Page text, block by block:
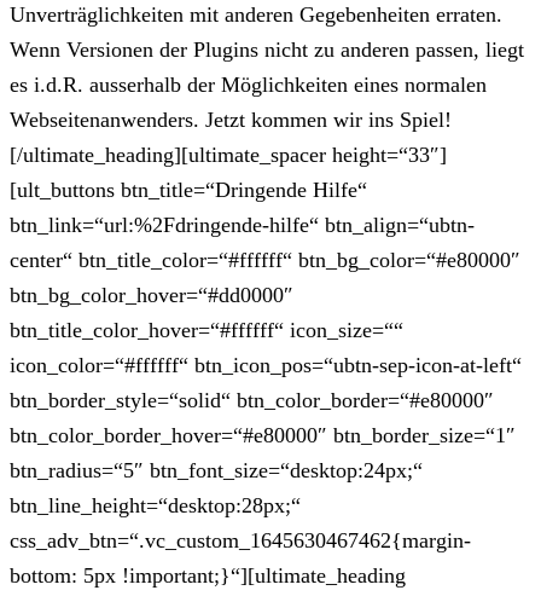
Unverträglichkeiten mit anderen Gegebenheiten erraten.
Wenn Versionen der Plugins nicht zu anderen passen, liegt
es i.d.R. ausserhalb der Möglichkeiten eines normalen
Webseitenanwenders. Jetzt kommen wir ins Spiel!
[/ultimate_heading][ultimate_spacer height=“33″]
[ult_buttons btn_title=“Dringende Hilfe“
btn_link=“url:%2Fdringende-hilfe“ btn_align=“ubtn-
center“ btn_title_color=“#ffffff“ btn_bg_color=“#e80000″
btn_bg_color_hover=“#dd0000″
btn_title_color_hover=“#ffffff“ icon_size=““
icon_color=“#ffffff“ btn_icon_pos=“ubtn-sep-icon-at-left“
btn_border_style=“solid“ btn_color_border=“#e80000″
btn_color_border_hover=“#e80000″ btn_border_size=“1″
btn_radius=“5″ btn_font_size=“desktop:24px;“
btn_line_height=“desktop:28px;“
css_adv_btn=“.vc_custom_1645630467462{margin-
bottom: 5px !important;}“][ultimate_heading